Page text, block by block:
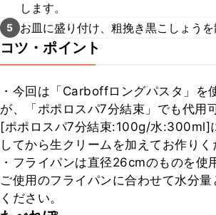
します。
5 お皿に盛り付け、粗挽き黒こしょうを
コツ・ポイント
・今回は「Carboffロングパスタ」を
が、「ポポロスパ7分結束」でも代用
[ポポロスパ7分結束:100g/水:300ml]
してから生クリームを加えてお作りく
・フライパンは直径26cmのものを使
ご使用のフライパンに合わせて水分
ください。